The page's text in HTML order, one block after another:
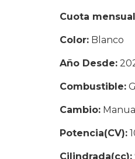
Cuota
Color: Blanco
Año Desde:
Combustible:
Cambio: Manual
Potencia(CV):
Cilindrada(cc):